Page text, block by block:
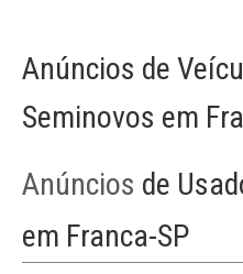
Anúncios de
Seminovos em
Anúncios de
em Franca-SP